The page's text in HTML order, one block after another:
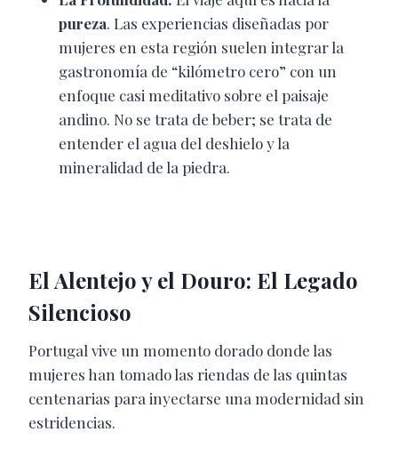
pureza. Las experiencias diseñadas por
mujeres en esta región suelen integrar la
gastronomía de “kilómetro cero” con un
enfoque casi meditativo sobre el paisaje
andino. No se trata de beber; se trata de
entender el agua del deshielo y la
mineralidad de la piedra.
El Alentejo y el Douro: El Legado
Silencioso
Portugal vive un momento dorado donde las
mujeres han tomado las riendas de las quintas
centenarias para inyectarse una modernidad sin
estridencias.